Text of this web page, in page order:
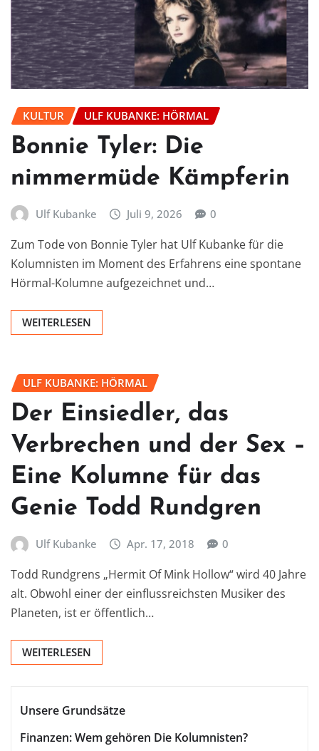
KULTUR ULF KUBANKE: HÖRMAL
Bonnie Tyler: Die
nimmermüde Kämpferin
Ulf Kubanke Juli 9, 2026 0
Zum Tode von Bonnie Tyler hat Ulf Kubanke für die
Kolumnisten im Moment des Erfahrens eine spontane
Hörmal-Kolumne aufgezeichnet und…
WEITERLESEN
ULF KUBANKE: HÖRMAL
Der Einsiedler, das
Verbrechen und der Sex –
Eine Kolumne für das
Genie Todd Rundgren
Ulf Kubanke Apr. 17, 2018 0
Todd Rundgrens „Hermit Of Mink Hollow“ wird 40 Jahre
alt. Obwohl einer der einflussreichsten Musiker des
Planeten, ist er öffentlich…
WEITERLESEN
Unsere Grundsätze
Finanzen: Wem gehören Die Kolumnisten?